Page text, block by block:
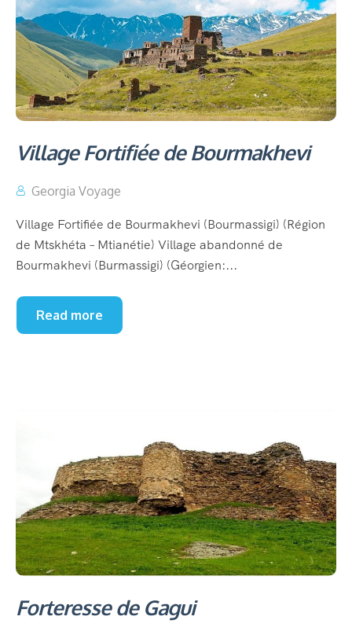
Village Fortifiée de Bourmakhevi
Georgia Voyage
Village Fortifiée de Bourmakhevi (Bourmassigi) (Région
de Mtskhéta – Mtianétie) Village abandonné de
Bourmakhevi (Burmassigi) (Géorgien:...
Read more
Forteresse de Gagui